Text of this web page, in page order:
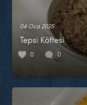
04 Oca 2025
Tepsi Köftesi
0 0